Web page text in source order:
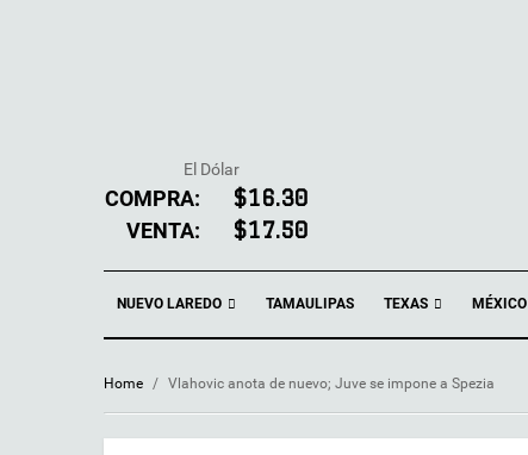
El Dólar
COMPRA: $16.30
VENTA: $17.50
NUEVO LAREDO TAMAULIPAS TEXAS MÉXICO
Home / Vlahovic anota de nuevo; Juve se impone a Spezia